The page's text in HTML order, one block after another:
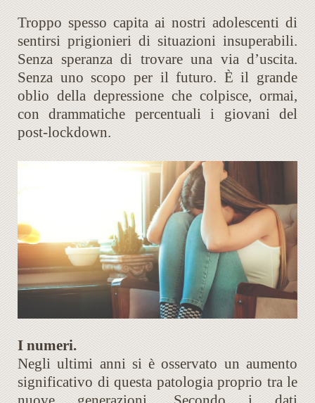
Troppo spesso capita ai nostri adolescenti di
sentirsi prigionieri di situazioni insuperabili.
Senza speranza di trovare una via d’uscita.
Senza uno scopo per il futuro. È il grande
oblio della depressione che colpisce, ormai,
con drammatiche percentuali i giovani del
post-lockdown.
I numeri.
Negli ultimi anni si è osservato un aumento
significativo di questa patologia proprio tra le